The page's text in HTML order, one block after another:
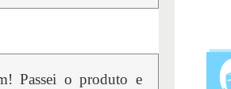
Passei o produto e